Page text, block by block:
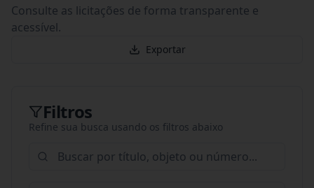
Consulte as licitações de forma transparente e
acessível.
Exportar
Filtros
Refine sua busca usando os filtros abaixo